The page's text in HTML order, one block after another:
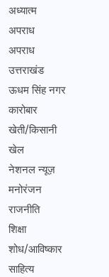
अध्यात्म
अपराध
अपराध
उत्तराखंड
ऊधम सिंह नगर
कारोबार
खेती/किसानी
खेल
नेशनल न्यूज़
मनोरंजन
राजनीति
शिक्षा
शोध/आविष्कार
साहित्य